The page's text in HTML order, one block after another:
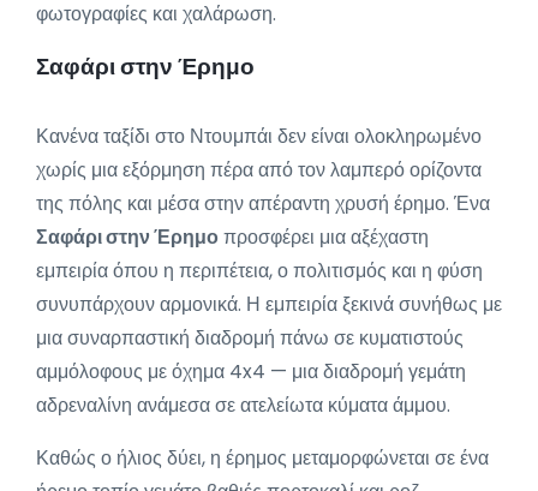
φωτογραφίες και χαλάρωση.
Σαφάρι στην Έρημο
Κανένα ταξίδι στο Ντουμπάι δεν είναι ολοκληρωμένο
χωρίς μια εξόρμηση πέρα από τον λαμπερό ορίζοντα
της πόλης και μέσα στην απέραντη χρυσή έρημο. Ένα
Σαφάρι στην Έρημο προσφέρει μια αξέχαστη
εμπειρία όπου η περιπέτεια, ο πολιτισμός και η φύση
συνυπάρχουν αρμονικά. Η εμπειρία ξεκινά συνήθως με
μια συναρπαστική διαδρομή πάνω σε κυματιστούς
αμμόλοφους με όχημα 4x4 — μια διαδρομή γεμάτη
αδρεναλίνη ανάμεσα σε ατελείωτα κύματα άμμου.
Καθώς ο ήλιος δύει, η έρημος μεταμορφώνεται σε ένα